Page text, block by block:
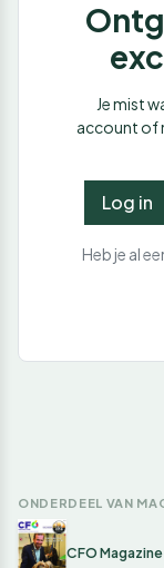
Je mist
account of
Log in
Heb je al
ONDERDEEL VAN
CFO